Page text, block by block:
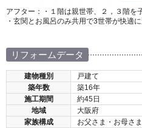
アフター：・１階は親世帯、２，３階を
・玄関とお風呂のみ共用で3世帯が快適
リフォームデータ
建物種別
戸建て
築年数
築16年
施工期間
約45日
地域
大阪府
家族構成
お父さま・お母さ